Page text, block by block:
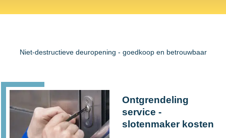
Niet-destructieve deuropening - goedkoop en betrouwbaar
Ontgrendeling
service -
slotenmaker kosten